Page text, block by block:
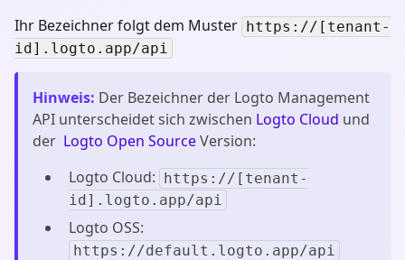
Ihr Bezeichner folgt dem Muster https://[tenant-
id].logto.app/api
Hinweis: Der Bezeichner der Logto Management
API unterscheidet sich zwischen Logto Cloud und
der Logto Open SourceVersion:
Logto Cloud: https://[tenant-
id].logto.app/api
Logto OSS:
https://default.logto.app/api